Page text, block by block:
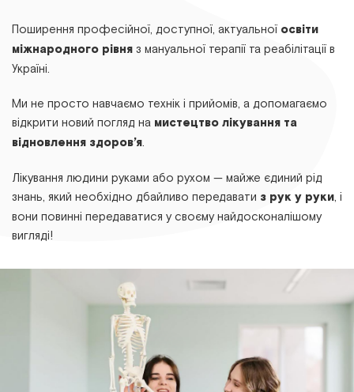
Поширення професійної, доступної, актуальної освіти
міжнародного рівня з мануальної терапії та реабілітації в
Україні.
Ми не просто навчаємо технік і прийомів, а допомагаємо
відкрити новий погляд на мистецтво лікування та
відновлення здоров’я.
Лікування людини руками або рухом — майже єдиний рід
знань, який необхідно дбайливо передавати з рук у руки, і
вони повинні передаватися у своєму найдосконалішому
вигляді!